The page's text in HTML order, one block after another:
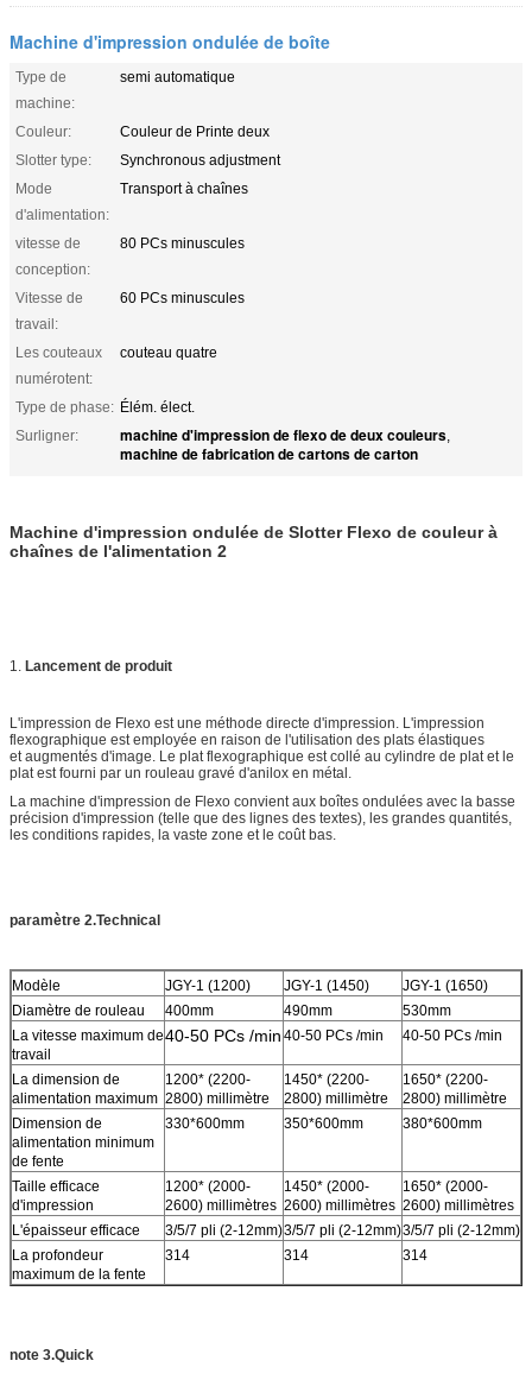
Machine d'impression ondulée de boîte
Type de
machine:
semi automatique
Couleur:
Couleur de Printe deux
Slotter type:
Synchronous adjustment
Mode
d'alimentation:
Transport à chaînes
vitesse de
conception:
80 PCs minuscules
Vitesse de
travail:
60 PCs minuscules
Les couteaux
numérotent:
couteau quatre
Type de phase: Élém. élect.
Surligner:
machine d'impression de flexo de deux couleurs,
machine de fabrication de cartons de carton
Machine d'impression ondulée de Slotter Flexo de couleur à
chaînes de l'alimentation 2
1. Lancement de produit
L'impression de Flexo est une méthode directe d'impression. L'impression
flexographique est employée en raison de l'utilisation des plats élastiques
et augmentés d'image. Le plat flexographique est collé au cylindre de plat et le
plat est fourni par un rouleau gravé d'anilox en métal.
La machine d'impression de Flexo convient aux boîtes ondulées avec la basse
précision d'impression (telle que des lignes des textes), les grandes quantités,
les conditions rapides, la vaste zone et le coût bas.
paramètre 2.Technical
Modèle JGY-1 (1200) JGY-1 (1450)
JGY-1 (1650)
Diamètre de rouleau
400mm 490mm
530mm
La vitesse maximum de
travail
40-50 PCs /min 40-50 PCs /min 40-50 PCs /min
La dimension de
alimentation maximum
1200* (2200-
2800) millimètre
1450* (2200-
2800) millimètre
1650* (2200-
2800) millimètre
Dimension de
alimentation minimum
de fente
330*600mm 350*600mm 380*600mm
Taille efficace
d'impression
1200* (2000-
2600) millimètres
1450* (2000-
2600) millimètres
1650* (2000-
2600) millimètres
L'épaisseur efficace
3/5/7 pli (2-12mm)3/5/7 pli (2-12mm)3/5/7 pli (2-12mm)
La profondeur
maximum de la fente
314 314 314
note 3.Quick